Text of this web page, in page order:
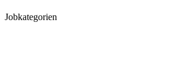
Jobkategorien